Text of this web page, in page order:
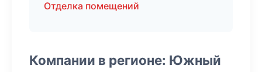
Отделка помещений
Компании в регионе: Южный